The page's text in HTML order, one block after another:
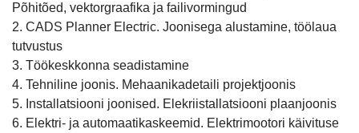
Põhitõed, vektorgraafika ja failivormingud
2. CADS Planner Electric. Joonisega alustamine, töölaua
tutvustus
3. Töökeskkonna seadistamine
4. Tehniline joonis. Mehaanikadetaili projektjoonis
5. Installatsiooni joonised. Elekriistallatsiooni plaanjoonis
6. Elektri- ja automaatikaskeemid. Elektrimootori käivituse